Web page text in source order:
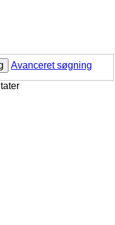
Avanceret søgning